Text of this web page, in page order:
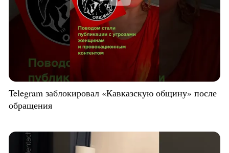
Telegram заблокировал «Кавказскую общину» после
обращения